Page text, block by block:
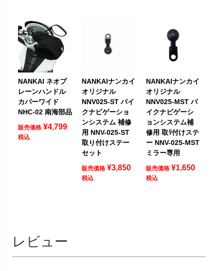
NANKAI ネオプ
レーンハンドル
カバーワイド
NHC-02 南海部品
販売価格 ¥4,799
税込
NANKAIナンカイ
オリジナル
NNV025-ST バイ
クナビゲーショ
ンシステム 補修
用 NNV-025-ST
取り付けステー
セット
販売価格 ¥3,850
税込
NANKAIナンカイ
オリジナル
NNV025-MST バ
イクナビゲーシ
ョンシステム補
修用 取ﾘ付けステ
ー NNV-025-MST
ミラー専用
販売価格 ¥1,650
税込
レビュー